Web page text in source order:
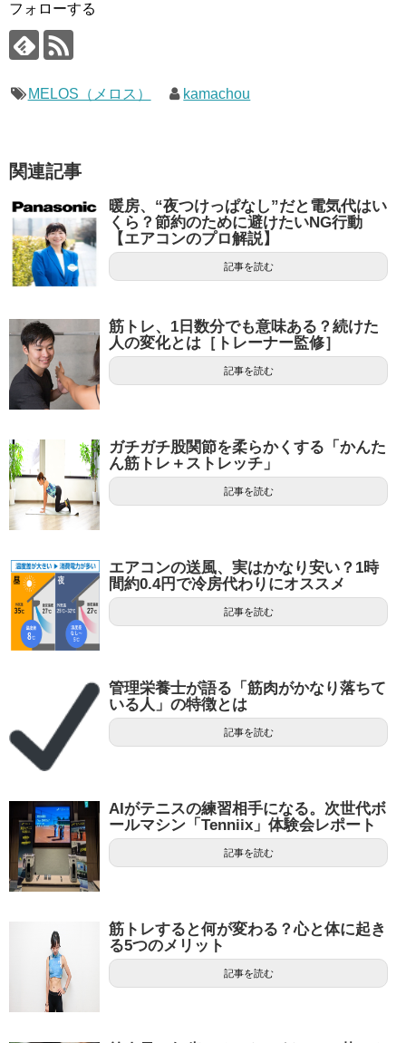
フォローする
MELOS（メロス） kamachou
関連記事
暖房、“夜つけっぱなし”だと電気代はい
くら？節約のために避けたいNG行動
【エアコンのプロ解説】
記事を読む
筋トレ、1日数分でも意味ある？続けた
人の変化とは［トレーナー監修］
記事を読む
ガチガチ股関節を柔らかくする「かんた
ん筋トレ＋ストレッチ」
記事を読む
エアコンの送風、実はかなり安い？1時
間約0.4円で冷房代わりにオススメ
記事を読む
管理栄養士が語る「筋肉がかなり落ちて
いる人」の特徴とは
記事を読む
AIがテニスの練習相手になる。次世代ボ
ールマシン「Tenniix」体験会レポート
記事を読む
筋トレすると何が変わる？心と体に起き
る5つのメリット
記事を読む